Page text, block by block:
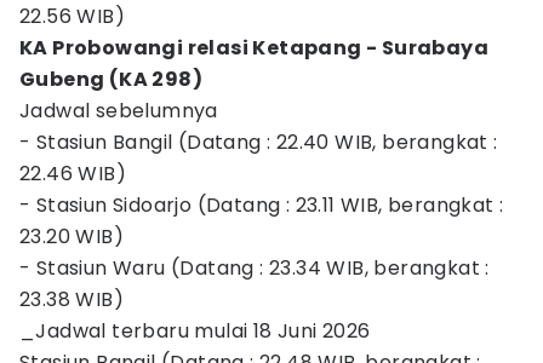
22.56 WIB)
KA Probowangi relasi Ketapang - Surabaya
Gubeng (KA 298)
Jadwal sebelumnya
- Stasiun Bangil (Datang : 22.40 WIB, berangkat :
22.46 WIB)
- Stasiun Sidoarjo (Datang : 23.11 WIB, berangkat :
23.20 WIB)
- Stasiun Waru (Datang : 23.34 WIB, berangkat :
23.38 WIB)
_Jadwal terbaru mulai 18 Juni 2026